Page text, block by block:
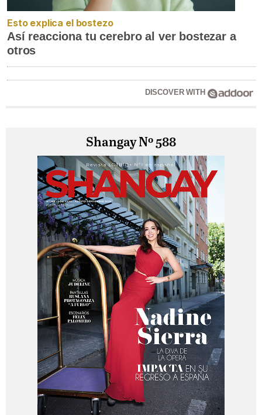
Esto explica el bostezo
Así reacciona tu cerebro al ver bostezar a
otros
DISCOVER WITH
Shangay Nº 588